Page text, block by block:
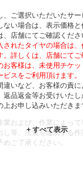
ご選択いただいたサー
ない場合は、表示価格
店舗にてご確認くださ
れたタイヤの場合は
詳しくは、店舗にてご
客様は、未使用チケ
スをご利用頂けます。
いなど、お客様の責に
返品返金等お受けいた
お申し込みいただきま
および、作業によって
し等、法規を逸脱する
ご了承ください。